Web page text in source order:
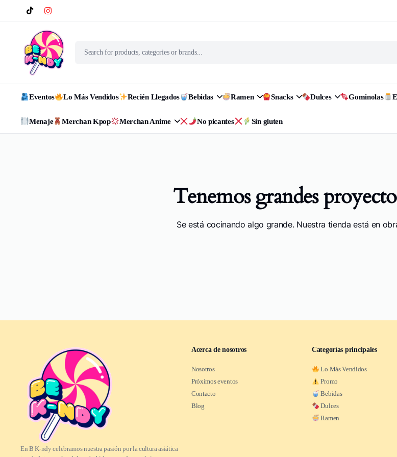
Eventos Lo Más Vendidos Recién Llegados Bebidas Ramen Snacks Dulces Gominolas
Menaje Merchan Kpop Merchan Anime No picantes Sin gluten
Tenemos grandes
Se está cocinando algo grande. Nuestra tienda está en
En B K-ndy celebramos nuestra pasión por la cultura asiática
Acerca de nosotros
Nosotros
Próximos eventos
Contacto
Blog
Categorías principales
Lo Más Vendidos
Promo
Bebidas
Dulces
Ramen